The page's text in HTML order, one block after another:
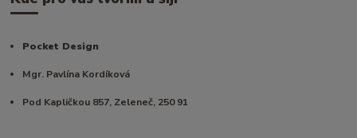
Pocket Design
Mgr. Pavlína Kordíková
Pod Kapličkou 857, Zeleneč, 250 91